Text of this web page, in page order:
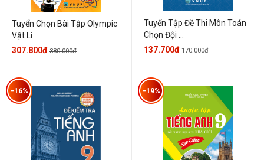
Tuyển Chọn Bài Tập Olympic
Vật Lí
307.800đ 380.000đ
Tuyển Tập Đề Thi Môn Toán
Chọn Đội ...
137.700đ 170.000đ
-16% -19%